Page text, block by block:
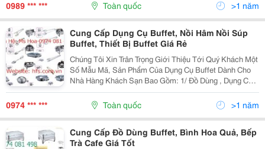
0989 *** *** Toàn quốc >1 năm
Cung Cấp Dụng Cụ Buffet, Nồi Hâm Nồi Súp
Buffet, Thiết Bị Buffet Giá Rẻ
Chúng Tôi Xin Trân Trọng Giới Thiệu Tới Quý Khách Một
Số Mẫu Mã, Sản Phẩm Của Dụng Cụ Buffet Dành Cho
Nhà Hàng Khách Sạn Bao Gồm: 1/ Đồ Dùng , Dụng Cụ
Buffet Gồm Có: Nồi Hâm Buffet Tròn, Nồi Hâm Buffet
Hình Chữ Nhật, Nồi Súp Đơn, Nồi Soup Đôi, Nồi...
0974 *** *** Toàn quốc >1 năm
Cung Cấp Đồ Dùng Buffet, Bình Hoa Quả, Bếp
Trà Cafe Giá Tốt